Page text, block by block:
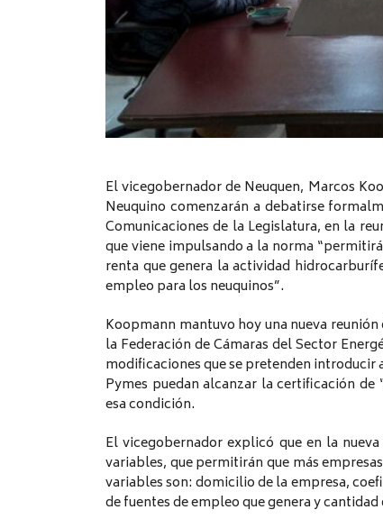
El vicegobernador de Neuquen, Marcos
Neuquino comenzarán a debatirse
Comunicaciones de la Legislatura, en la
que viene impulsando a la norma
renta que genera la actividad
empleo para los neuquinos”.
Koopmann mantuvo hoy una nueva
la Federación de Cámaras del Sector
modificaciones que se pretenden introducir
Pymes puedan alcanzar la certificación
esa condición.
El vicegobernador explicó que en la
variables, que permitirán que más
variables son: domicilio de la empresa,
de fuentes de empleo que genera y